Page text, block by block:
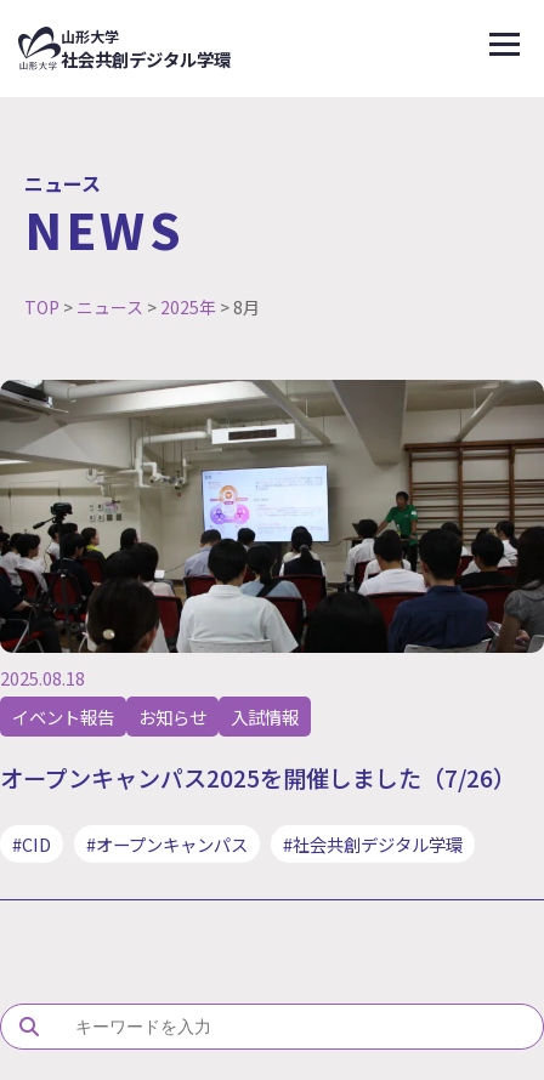
山形大学
社会共創デジタル学環 メニ
ニュース
NEWS
TOP > ニュース > 2025年 >8月
2025.08.18
イベント報告
お知らせ 入試情報
オープンキャンパス2025を開催しました（7/26）
#CID #オープンキャンパス #社会共創デジタル学環
Search
↑